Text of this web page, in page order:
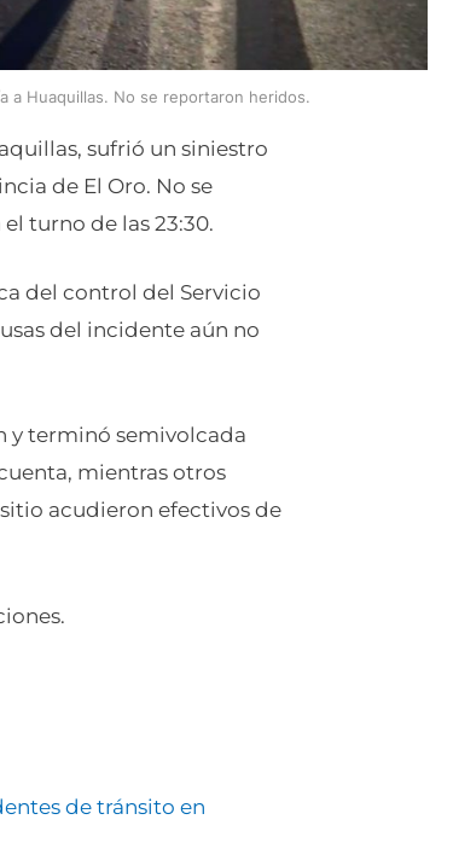
a Huaquillas. No se reportaron heridos.
sufrió un siniestro
de El Oro. No se
turno de las 23:30.
del control del Servicio
del incidente aún no
y terminó semivolcada
mientras otros
acudieron efectivos de
de tránsito en